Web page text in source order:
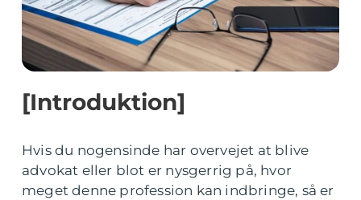
[Introduktion]
Hvis du nogensinde har overvejet at blive
advokat eller blot er nysgerrig på, hvor
meget denne profession kan indbringe, så er